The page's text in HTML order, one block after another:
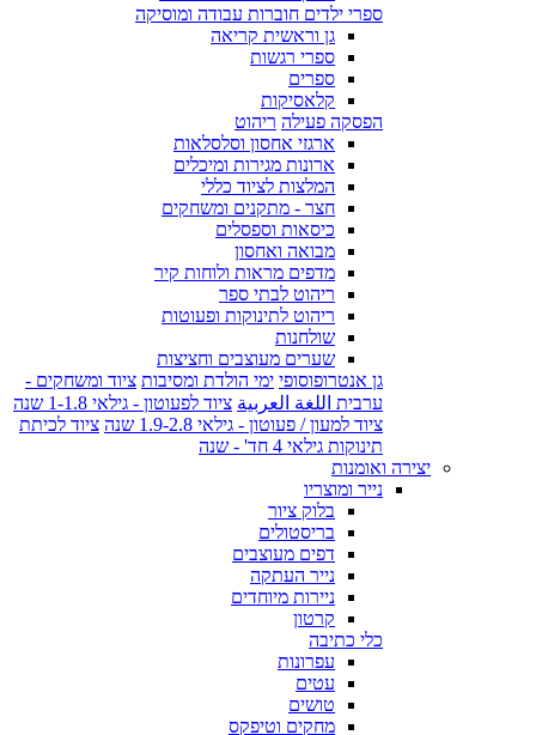
ספרי ילדים חוברות עבודה ומוסיקה
גן וראשית קריאה
ספרי רגשות
ספרים
קלאסיקות
הפסקה פעילה ריהוט
ארגזי אחסון וסלסלאות
ארונות מגירות ומיכלים
המלצות לציוד כללי
חצר - מתקנים ומשחקים
כיסאות וספסלים
מבואה ואחסון
מדפים מראות ולוחות קיר
ריהוט לבתי ספר
ריהוט לתינוקות ופעוטות
שולחנות
שערים מעוצבים וחציצות
גן אנטרופוסופי ימי הולדת ומסיבות ציוד ומשחקים -
ערבית اللغة العربية ציוד לפעוטון - גילאי 1-1.8 שנה
ציוד למעון / פעוטון - גילאי 1.9-2.8 שנה
ציוד לכיתת
תינוקות גילאי 4 חד' - שנה
יצירה ואומנות
נייר ומוצריו
בלוק ציור
בריסטולים
דפים מעוצבים
נייר העתקה
ניירות מיוחדים
קרטון
כלי כתיבה
עפרונות
עטים
טושים
מחקים וטיפקס